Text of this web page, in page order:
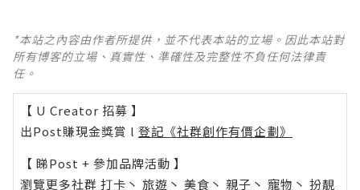
*本站之內容由作者所提供，並不代表本站的立場。因此本站對
所有博客的立場、真實性、準確性及完整性不負任何法律責
任。
【 U Creator 招募 】
出Post賺現金獎賞 l 登記《社群創作有價企劃》
【 睇Post + 參加品牌活動 】
瀏覽更多社群 打卡 丶 旅遊 丶 美食 丶 親子 丶 寵物 丶 扮靚